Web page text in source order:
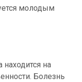
молодым
на
Болезнь